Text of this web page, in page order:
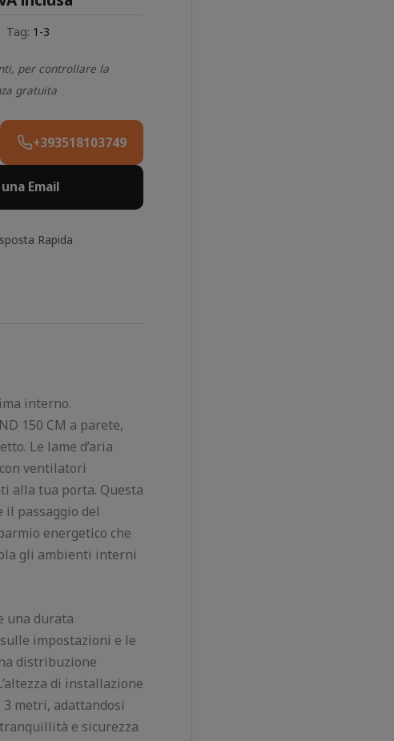
Tag: 1-3
per controllare la
gratuita
+393518103749
Email
Rapida
interno.
150 CM a parete,
Le lame d’aria
ventilatori
alla tua porta. Questa
passaggio del
energetico che
gli ambienti interni
una durata
impostazioni e le
distribuzione
di installazione
metri, adattandosi
e sicurezza